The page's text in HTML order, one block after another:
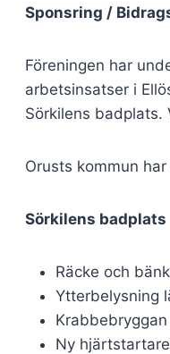
Sponsring /
Föreningen har
arbetsinsatser i
Sörkilens badplats.
Orusts kommun
Sörkilens badplats
Räcke och
Ytterbelysning
Ny